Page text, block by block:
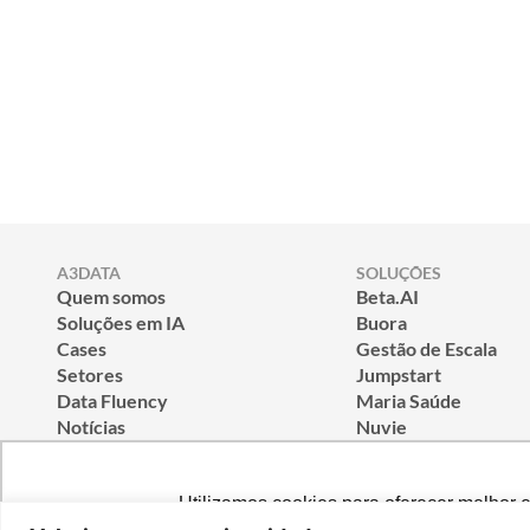
Utilizamos cookies para oferecer melhor
A3DATA
Quem somos
Soluções em IA
Cases
Setores
Data Fluency
Notícias
SOLUÇÕES
Beta.AI
Buora
Gestão de Escala
Jumpstart
Maria Saúde
Nuvie